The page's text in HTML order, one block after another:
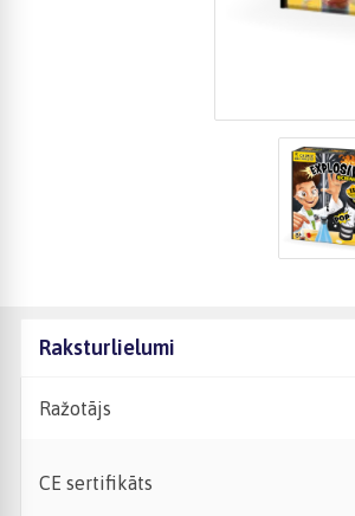
Raksturlielumi
Ražotājs
CE sertifikāts